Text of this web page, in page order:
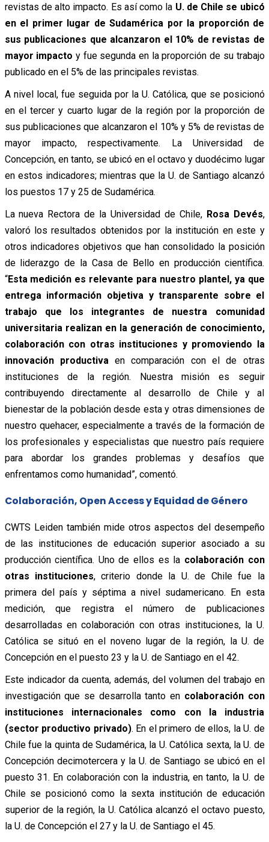
revistas de alto impacto. Es así como la U. de Chile se ubicó
en el primer lugar de Sudamérica por la proporción de
sus publicaciones que alcanzaron el 10% de revistas de
mayor impacto y fue segunda en la proporción de su trabajo
publicado en el 5% de las principales revistas.
A nivel local, fue seguida por la U. Católica, que se posicionó
en el tercer y cuarto lugar de la región por la proporción de
sus publicaciones que alcanzaron el 10% y 5% de revistas de
mayor impacto, respectivamente. La Universidad de
Concepción, en tanto, se ubicó en el octavo y duodécimo lugar
en estos indicadores; mientras que la U. de Santiago alcanzó
los puestos 17 y 25 de Sudamérica.
La nueva Rectora de la Universidad de Chile, Rosa Devés,
valoró los resultados obtenidos por la institución en este y
otros indicadores objetivos que han consolidado la posición
de liderazgo de la Casa de Bello en producción científica.
“Esta medición es relevante para nuestro plantel, ya que
entrega información objetiva y transparente sobre el
trabajo que los integrantes de nuestra comunidad
universitaria realizan en la generación de conocimiento,
colaboración con otras instituciones y promoviendo la
innovación productivaen comparación con el de otras
instituciones de la región. Nuestra misión es seguir
contribuyendo directamente al desarrollo de Chile y al
bienestar de la población desde esta y otras dimensiones de
nuestro quehacer, especialmente a través de la formación de
los profesionales y especialistas que nuestro país requiere
para abordar los grandes problemas y desafíos que
enfrentamos como humanidad”, comentó.
Colaboración, Open Access y Equidad de Género
CWTS Leiden también mide otros aspectos del desempeño
de las instituciones de educación superior asociado a su
producción científica. Uno de ellos es la colaboración con
otras instituciones, criterio donde la U. de Chile fue la
primera del país y séptima a nivel sudamericano. En esta
medición, que registra el número de publicaciones
desarrolladas en colaboración con otras instituciones, la U.
Católica se situó en el noveno lugar de la región, la U. de
Concepción en el puesto 23 y la U. de Santiago en el 42.
Este indicador da cuenta, además, del volumen del trabajo en
investigación que se desarrolla tanto en colaboración con
instituciones internacionales como con la industria
(sector productivo privado). En el primero de ellos, la U. de
Chile fue la quinta de Sudamérica, la U. Católica sexta, la U. de
Concepción decimotercera y la U. de Santiago se ubicó en el
puesto 31. En colaboración con la industria, en tanto, la U. de
Chile se posicionó como la sexta institución de educación
superior de la región, la U. Católica alcanzó el octavo puesto,
la U. de Concepción el 27 y la U. de Santiago el 45.